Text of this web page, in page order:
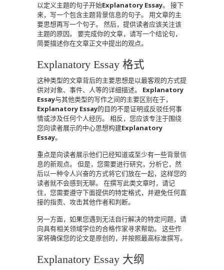
以定义主题的句子开始Explanatory Essay。 接下
来，写一个包含主题背景信息的句子。 用文章的主
要思想再写一个句子。 然后，提供读者应该关注该
主题的原因。 要完成你的文章，请写一个结论句，
简要描述你在文章正文中提出的观点。
Explanatory Essay 格式
这种类型的文章背后的主要思想是以最客观的方式提
供对对象、事件、人等的详细描述。 Explanatory
Essay与其他类型的写作之间的主要区别在于，
Explanatory Essay的目的不是证明或反驳任何事
情或涉及任何个人经历。 相反，您应该专注于围绕
您向读者展示的中心思想构建Explanatory
Essay。
重点是向读者展示他们已经知道或至少有一些背景信
息的新观点。 但是，您需要进行研究，分析它，然
后以一种令人兴奋的方式将它们放在一起，这样您的
读者就不会感到无聊。 在撰写此类文章时，请记
住，您需要遵守下面提供的特定格式，并避免任何直
接的指责、攻击其他作者和判断。
另一方面，如果您遇到无法自行解决的特定问题，请
向具有相关领域学位的合格作家寻求帮助。 这些作
家将确保您的论文是原创的，并按照最高标准撰写。
Explanatory Essay 大纲